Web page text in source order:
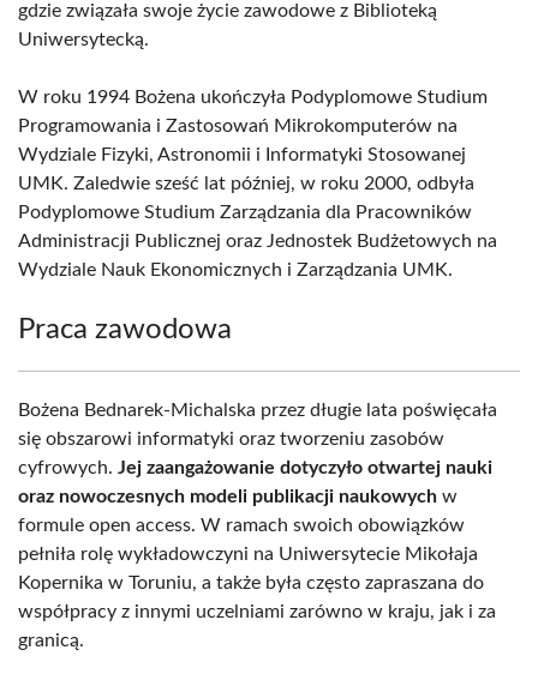
gdzie związała swoje życie zawodowe z Biblioteką
Uniwersytecką.
W roku 1994 Bożena ukończyła Podyplomowe Studium
Programowania i Zastosowań Mikrokomputerów na
Wydziale Fizyki, Astronomii i Informatyki Stosowanej
UMK. Zaledwie sześć lat później, w roku 2000, odbyła
Podyplomowe Studium Zarządzania dla Pracowników
Administracji Publicznej oraz Jednostek Budżetowych na
Wydziale Nauk Ekonomicznych i Zarządzania UMK.
Praca zawodowa
Bożena Bednarek-Michalska przez długie lata poświęcała
się obszarowi informatyki oraz tworzeniu zasobów
cyfrowych. Jej zaangażowanie dotyczyło otwartej nauki
oraz nowoczesnych modeli publikacji naukowych w
formule open access. W ramach swoich obowiązków
pełniła rolę wykładowczyni na Uniwersytecie Mikołaja
Kopernika w Toruniu, a także była często zapraszana do
współpracy z innymi uczelniami zarówno w kraju, jak i za
granicą.